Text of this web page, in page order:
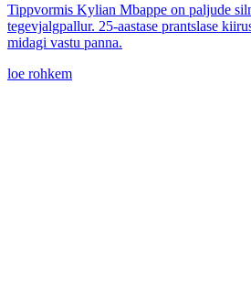
Tippvormis Kylian Mbappe on paljude
tegevjalgpallur. 25-aastase prantslase
midagi vastu panna.
loe rohkem